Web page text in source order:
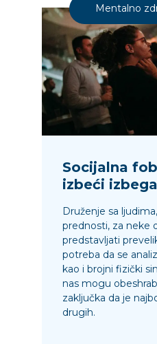
Mentalno
Socijalna
izbeći
Druženje sa
prednosti, za neke
predstavljati
potreba da se
kao i brojni fizički
nas mogu
zaključka da je
drugih.